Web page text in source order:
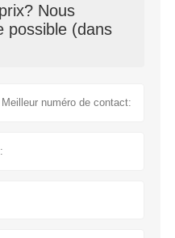
Nous
possible (dans